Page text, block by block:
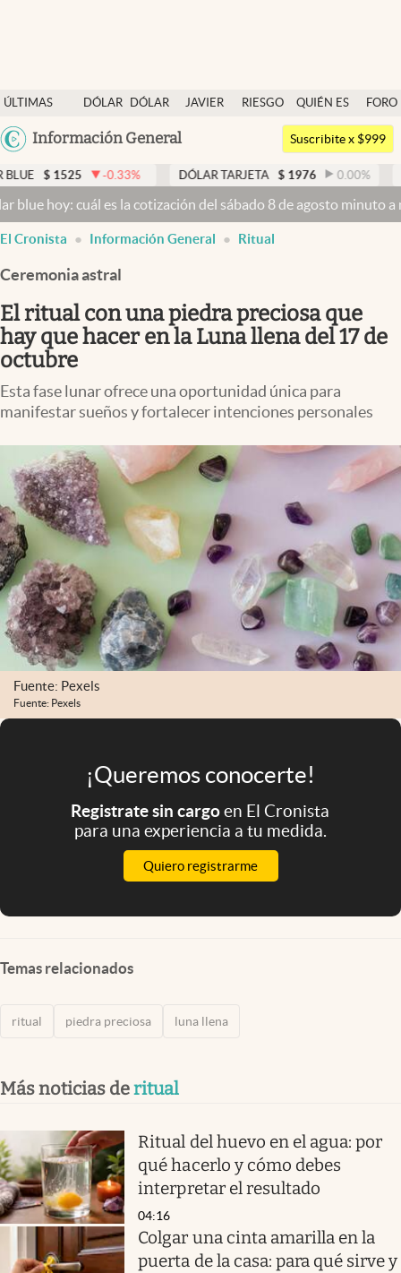
ÚLTIMAS
NOTICIAS
DÓLAR
DÓLAR
JAVIER
RIESGO
QUIÉN ES
QUIÉN
FORO
Argentina
México
Información General
Dólar
Members
Economía y Política
Finanzas y Mercados
Mercados Online
Negocios
Columnistas
Otras secciones
Infotechnology
Clase
Clima
Mundial 2026
Eventos Corporativos
El Cronista Studio
Mediakit
abre en nueva pestaña
Argentina
Suscribite x $999
-0.33% DÓLAR TARJETA $ 1976 0.00% DÓLAR
es la cotización del sábado 8 de agosto minuto a minuto
El Cronista Información General Ritual
Ceremonia astral
El ritual con una piedra preciosa que
hay que hacer en la Luna llena del 17 de
octubre
Esta fase lunar ofrece una oportunidad única para
manifestar sueños y fortalecer intenciones personales
Fuente: Pexels
Fuente: Pexels
¡Queremos conocerte!
Registrate sin cargoen El Cronista
para una experiencia a tu medida.
Quiero registrarme
Temas relacionados
ritual piedra preciosa luna llena
Más noticias deritual
Ritual del huevo en el agua: por
qué hacerlo y cómo debes
interpretar el resultado
04:16
Colgar una cinta amarilla en la
puerta de la casa: para qué sirve y